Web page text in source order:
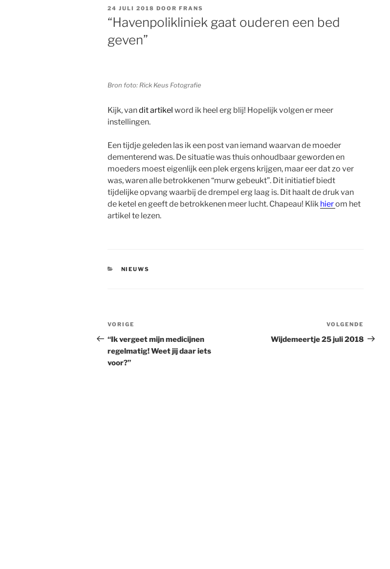
GEPLAATST
OP
24 JULI 2018 DOOR FRANS
“Havenpolikliniek gaat ouderen een bed
geven”
Bron foto: Rick Keus Fotografie
Kijk, vandit artikel word ik heel erg blij! Hopelijk volgen er meer
instellingen.
Een tijdje geleden las ik een post van iemand waarvan de moeder
dementerend was. De situatie was thuis onhoudbaar geworden en
moeders moest eigenlijk een plek ergens krijgen, maar eer dat zo ver
was, waren alle betrokkenen “murw gebeukt”. Dit initiatief biedt
tijdelijke opvang waarbij de drempel erg laag is. Dit haalt de druk van
de ketel en geeft de betrokkenen meer lucht. Chapeau! Klik hierom het
artikel te lezen.
CATEGORIEËN
NIEUWS
Bericht
navigatie
Vorig
bericht
VORIGE
“Ik vergeet mijn medicijnen
regelmatig! Weet jij daar iets
voor?”
bericht
VOLGENDE
Wijdemeertje 25 juli 2018